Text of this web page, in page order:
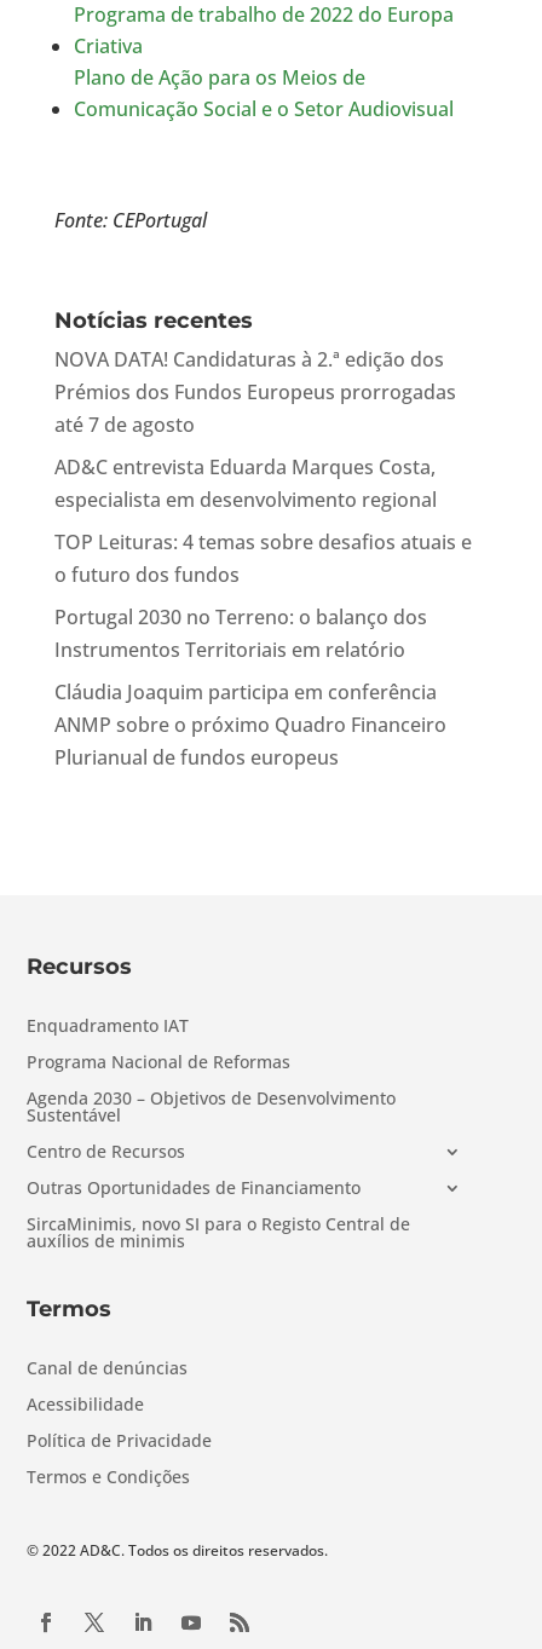
Programa de trabalho de 2022 do Europa
Criativa
Plano de Ação para os Meios de
Comunicação Social e o Setor Audiovisual
Fonte: CEPortugal
Notícias recentes
NOVA DATA! Candidaturas à 2.ª edição dos
Prémios dos Fundos Europeus prorrogadas
até 7 de agosto
AD&C entrevista Eduarda Marques Costa,
especialista em desenvolvimento regional
TOP Leituras: 4 temas sobre desafios atuais e
o futuro dos fundos
Portugal 2030 no Terreno: o balanço dos
Instrumentos Territoriais em relatório
Cláudia Joaquim participa em conferência
ANMP sobre o próximo Quadro Financeiro
Plurianual de fundos europeus
Recursos
Enquadramento IAT
Programa Nacional de Reformas
Agenda 2030 – Objetivos de Desenvolvimento
Sustentável
Centro de Recursos
Outras Oportunidades de Financiamento
SircaMinimis, novo SI para o Registo Central de
auxílios de minimis
Termos
Canal de denúncias
Acessibilidade
Política de Privacidade
Termos e Condições
© 2022 AD&C. Todos os direitos reservados.